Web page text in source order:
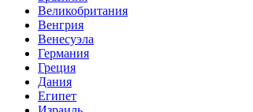
Великобритания
Венгрия
Венесуэла
Германия
Греция
Дания
Египет